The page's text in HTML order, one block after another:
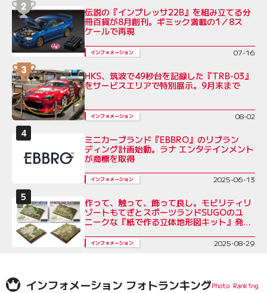
伝説の『インプレッサ22B』を組み立てる分
冊百貨が8月創刊。ギミック満載の1／8ス
ケールで再現
インフォメーション 07-16
HKS、筑波で49秒台を記録した『TRB-03』
をサービスエリアで特別展示。9月末まで
インフォメーション 08-02
ミニカーブランド『EBBRO』のリブラン
ディング計画始動。ラナ エンタテインメント
が商標を取得
インフォメーション 2025-06-13
作って、触って、飾って良し。モビリティリ
ゾートもてぎとスポーツランドSUGOのユ
ニークな『紙で作る立体地形図キット』発売
インフォメーション 2025-08-29
インフォメーション フォトランキング